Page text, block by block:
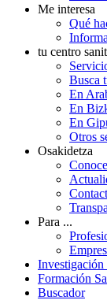
Me interesa
Qué
tu centro
Busca
En
En
En
Otros
Osakidetza
Para ...
Formación
Buscador